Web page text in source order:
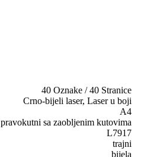
40 Oznake / 40 Stranice
Crno-bijeli laser, Laser u boji
A4
pravokutni sa zaobljenim kutovima
L7917
trajni
bijela